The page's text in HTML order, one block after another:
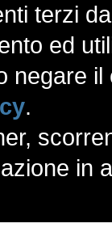
terzi
ed
negare
.
in